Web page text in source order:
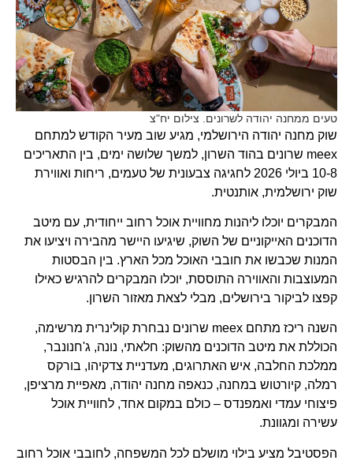
טעים ממחנה יהודה לשרונים. צילום יח"צ
שוק מחנה יהודה הירושלמי, מגיע שוב מעיר הקודש למתחם
meex שרונים בהוד השרון, למשך שלושה ימים, בין התאריכים
10-8 ביולי 2026 לחגיגה צבעונית של טעמים, ריחות ואווירת
שוק ירושלמית, אותנטית.
המבקרים יוכלו ליהנות מחוויית אוכל רחוב ייחודית, עם מיטב
הדוכנים האייקוניים של השוק, שיגיעו היישר מהבירה ויציעו את
המנות שכבשו את חובבי האוכל מכל הארץ. בין הבסטות
המעוצבות והאווירה התוססת, יוכלו המבקרים להרגיש כאילו
קפצו לביקור בירושלים, מבלי לצאת מאזור השרון.
השנה ריכז מתחם meex שרונים נבחרת קולינרית מרשימה,
הכוללת את מיטב הדוכנים מהשוק: חלאתי, נונה, ג'חנונבר,
ממלכת החלבה, איש האתרוגים, מעדניית צדקיהו, בורקס
רמלה, קיורטוש במחנה, כנאפה מחנה יהודה, מאפיית מרציפן,
פיצוחי עמדי ואמפנדס – כולם במקום אחד, לחוויית אוכל
עשירה ומגוונת.
הפסטיבל מציע בילוי מושלם לכל המשפחה, לחובבי אוכל רחוב